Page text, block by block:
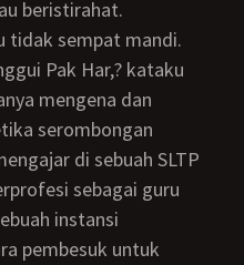
beristirahat.
Pak Har,? kataku
mengena dan
serombongan
di sebuah SLTP
sebagai guru
instansi
pembesuk untuk